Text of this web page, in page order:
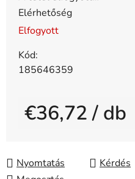
Elérhetőség
Elfogyott
Kód:
185646359
€36,72/ db
Nyomtatás
Kérdés